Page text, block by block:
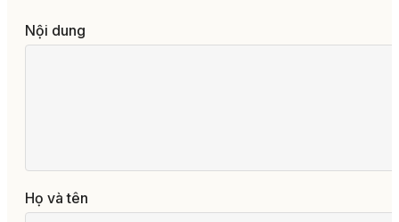
Nội dung
Họ và tên